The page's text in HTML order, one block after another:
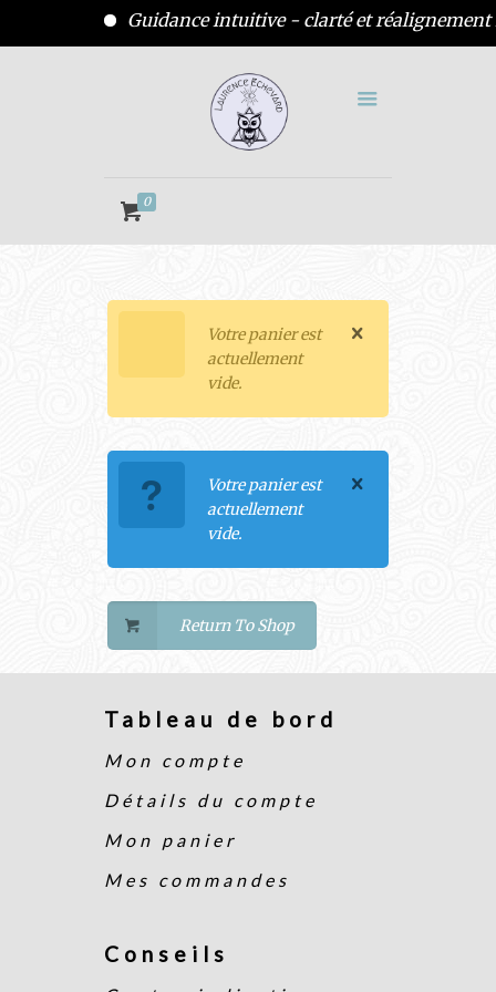
Guidance intuitive - clarté et réalignement
0
Votre panier est
actuellement
vide.
Votre panier est
actuellement
vide.
Return To Shop
Tableau de bord
Mon compte
Détails du compte
Mon panier
Mes commandes
Conseils